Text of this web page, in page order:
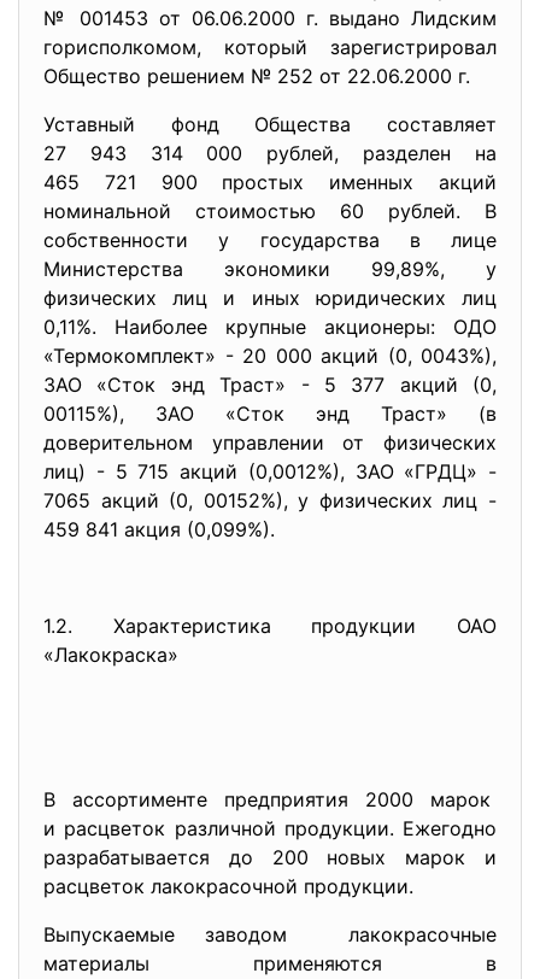
№ 001453 от 06.06.2000 г. выдано Лидским
горисполкомом, который зарегистрировал
Общество решением № 252 от 22.06.2000 г.
Уставный фонд Общества составляет
27 943 314 000 рублей, разделен на
465 721 900 простых именных акций
номинальной стоимостью 60 рублей. В
собственности у государства в лице
Министерства экономики 99,89%, у
физических лиц и иных юридических лиц
0,11%. Наиболее крупные акционеры: ОДО
«Термокомплект» - 20 000 акций (0, 0043%),
ЗАО «Сток энд Траст» - 5 377 акций (0,
00115%), ЗАО «Сток энд Траст» (в
доверительном управлении от физических
лиц) - 5 715 акций (0,0012%), ЗАО «ГРДЦ» -
7065 акций (0, 00152%), у физических лиц -
459 841 акция (0,099%).
1.2. Характеристика продукции ОАО
«Лакокраска»
В ассортименте предприятия 2000 марок
и расцветок различной продукции. Ежегодно
разрабатывается до 200 новых марок и
расцветок лакокрасочной продукции.
Выпускаемые заводом лакокрасочные
материалы применяются в